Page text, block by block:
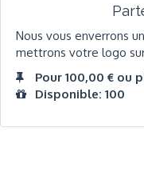
Nous vous enverrons
mettrons votre logo
Pour 100,00 € ou
Disponible: 100